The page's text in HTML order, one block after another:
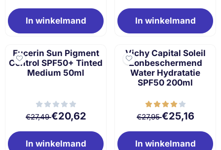
In winkelmand In winkelmand
Eucerin Sun Pigment
Control SPF50+ Tinted
Medium 50ml
Van 27,49 voor 20,62
€27,49€20,62
In winkelmand
Vichy Capital Soleil
Zonbeschermend
Water Hydratatie
SPF50 200ml
Van 27,95 voor
€27,95€25,16
In winkelmand